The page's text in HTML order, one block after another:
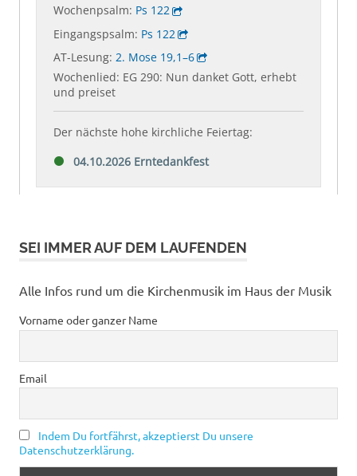
SEI IMMER AUF DEM LAUFENDEN
Alle Infos rund um die Kirchenmusik im Haus der Musik
Vorname oder ganzer Name
Email
Indem Du fortfährst, akzeptierst Du unsere
Datenschutzerklärung.